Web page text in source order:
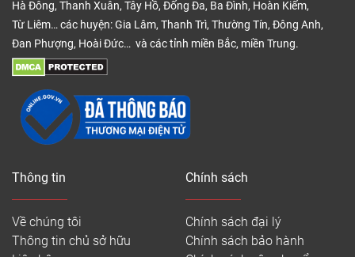
Hà Đông, Thanh Xuân, Tây Hồ, Đống Đa, Ba Đình, Hoàn Kiếm,
Từ Liêm… các huyện: Gia Lâm, Thanh Trì, Thường Tín, Đông Anh,
Đan Phượng, Hoài Đức… và các tỉnh miền Bắc, miền Trung.
Thông tin
Về chúng tôi
Thông tin chủ sở hữu
Chính sách
Chính sách đại lý
Chính sách bảo hành